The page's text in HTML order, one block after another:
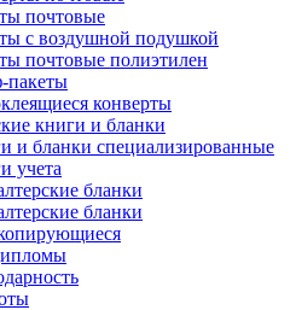
почтовые
с воздушной подушкой
почтовые полиэтилен
пакеты
конверты
книги и бланки
и бланки специализированные
учета
бланки
бланки